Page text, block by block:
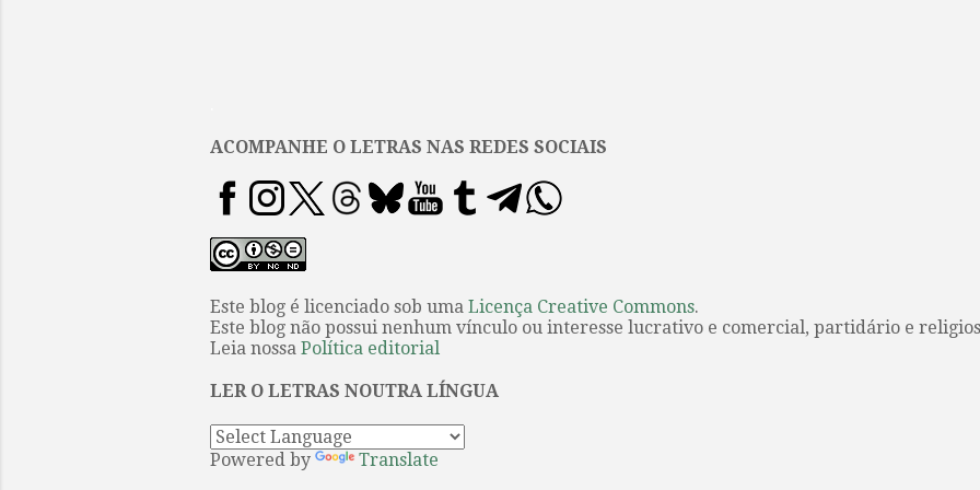
ACOMPANHE O LETRAS NAS REDES SOCIAIS
Este blog é licenciado sob uma Licença Creative Commons.
Este blog não possui nenhum vínculo ou interesse lucrativo e comercial, partidário e
Leia nossa Política editorial
LER O LETRAS NOUTRA LÍNGUA
Powered by Translate